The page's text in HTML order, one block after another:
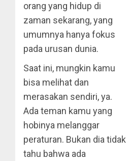
orang yang hidup di
zaman sekarang, yang
umumnya hanya fokus
pada urusan dunia.
Saat ini, mungkin kamu
bisa melihat dan
merasakan sendiri, ya.
Ada teman kamu yang
hobinya melanggar
peraturan. Bukan dia tidak
tahu bahwa ada